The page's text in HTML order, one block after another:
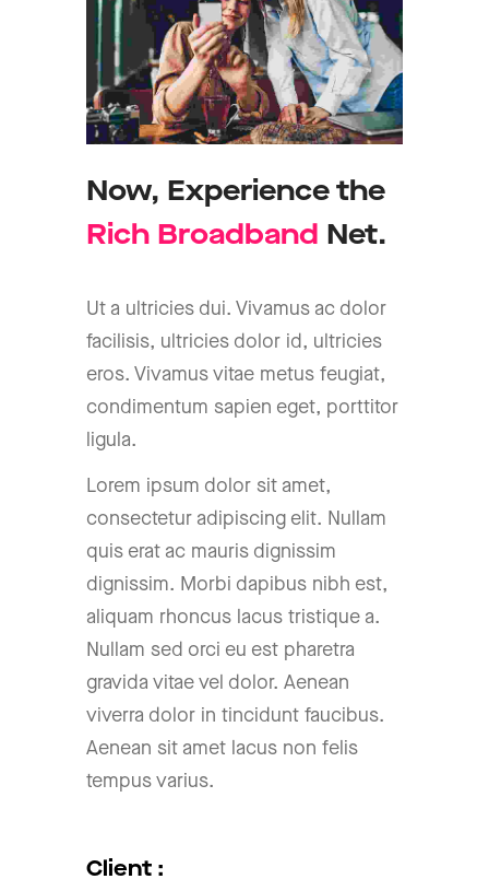
Now, Experiencethe
Rich Broadband Net.
Ut a ultricies dui. Vivamus ac dolor
facilisis, ultricies dolor id, ultricies
eros. Vivamus vitae metus feugiat,
condimentum sapien eget, porttitor
ligula.
Lorem ipsum dolor sit amet,
consectetur adipiscing elit. Nullam
quis erat ac mauris dignissim
dignissim. Morbi dapibus nibh est,
aliquam rhoncus lacus tristique a.
Nullam sed orci eu est pharetra
gravida vitae vel dolor. Aenean
viverra dolor in tincidunt faucibus.
Aenean sit amet lacus non felis
tempus varius.
Client :